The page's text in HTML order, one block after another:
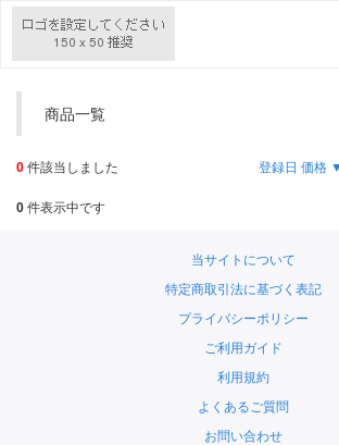
商品一覧
0 件該当しました 登録日 価格
0 件表示中です
当サイトについて
特定商取引法に基づく表記
プライバシーポリシー
ご利用ガイド
利用規約
よくあるご質問
お問い合わせ